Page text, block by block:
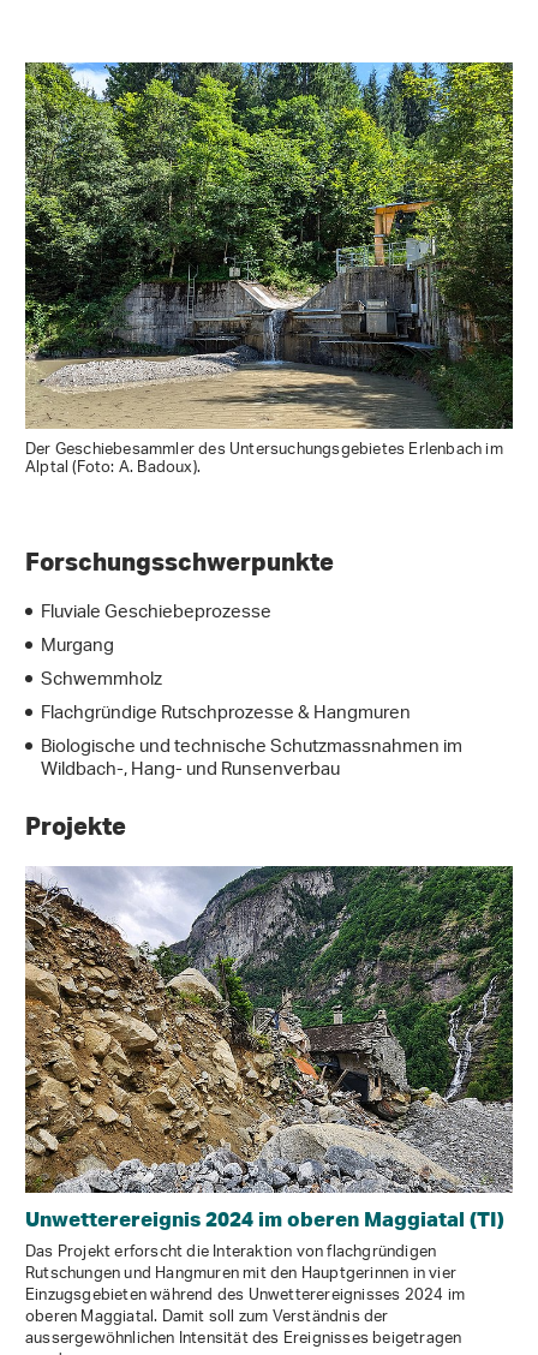
Der Geschiebesammler des Untersuchungsgebietes Erlenbach im
Alptal (Foto: A. Badoux).
Forschungsschwerpunkte
Fluviale Geschiebeprozesse
Murgang
Schwemmholz
Flachgründige Rutschprozesse & Hangmuren
Biologische und technische Schutzmassnahmen im
Wildbach-, Hang- und Runsenverbau
Projekte
Unwetterereignis 2024 im oberen Maggiatal (TI)
Das Projekt erforscht die Interaktion von flachgründigen
Rutschungen und Hangmuren mit den Hauptgerinnen in vier
Einzugsgebieten während des Unwetterereignisses 2024 im
oberen Maggiatal. Damit soll zum Verständnis der
aussergewöhnlichen Intensität des Ereignisses beigetragen